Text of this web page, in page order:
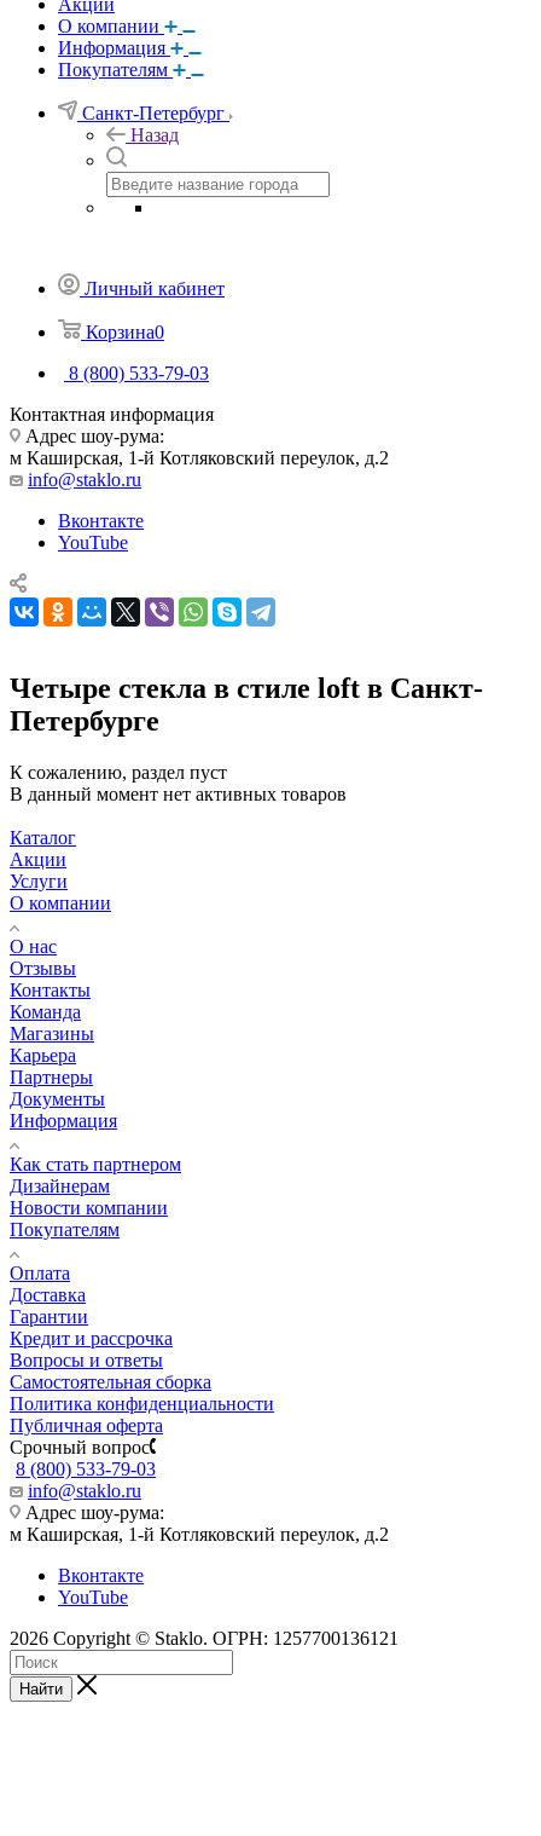
Акции
О компании
Информация
Покупателям
Санкт-Петербург
Назад
Личный кабинет
Корзина0
8 (800) 533-79-03
Контактная информация
Адрес шоу-рума:
м Каширская, 1-й Котляковский переулок, д.2
info@staklo.ru
Вконтакте
YouTube
Четыре стекла в стиле loft в Санкт-
Петербурге
К сожалению, раздел пуст
В данный момент нет активных товаров
Каталог
Акции
Услуги
О компании
О нас
Отзывы
Контакты
Команда
Магазины
Карьера
Партнеры
Документы
Информация
Как стать партнером
Дизайнерам
Новости компании
Покупателям
Оплата
Доставка
Гарантии
Кредит и рассрочка
Вопросы и ответы
Самостоятельная сборка
Политика конфиденциальности
Публичная оферта
Срочный вопрос
8 (800) 533-79-03
info@staklo.ru
Адрес шоу-рума:
м Каширская, 1-й Котляковский переулок, д.2
Вконтакте
YouTube
2026 Copyright © Staklo. ОГРН: 1257700136121
Найти